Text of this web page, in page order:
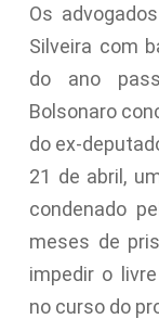
Os
Silveira com
do ano
Bolsonaro
do ex-
21 de abril,
condenado
meses de
impedir o
no curso do